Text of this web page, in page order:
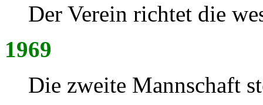
Der Verein richtet die
1969
Die zweite Mannschaft